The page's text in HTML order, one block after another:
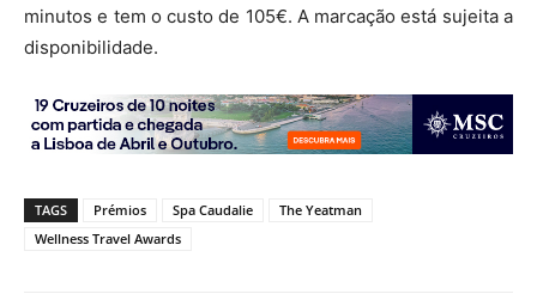
minutos e tem o custo de 105€. A marcação está sujeita a
disponibilidade.
TAGS Prémios Spa Caudalie
The Yeatman
Wellness Travel Awards